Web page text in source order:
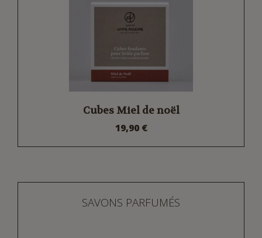
Cubes Miel de noël
19,90 €
SAVONS PARFUMÉS